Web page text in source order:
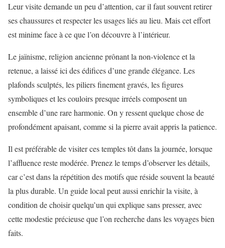
Leur visite demande un peu d’attention, car il faut souvent retirer
ses chaussures et respecter les usages liés au lieu. Mais cet effort
est minime face à ce que l’on découvre à l’intérieur.
Le jaïnisme, religion ancienne prônant la non-violence et la
retenue, a laissé ici des édifices d’une grande élégance. Les
plafonds sculptés, les piliers finement gravés, les figures
symboliques et les couloirs presque irréels composent un
ensemble d’une rare harmonie. On y ressent quelque chose de
profondément apaisant, comme si la pierre avait appris la patience.
Il est préférable de visiter ces temples tôt dans la journée, lorsque
l’affluence reste modérée. Prenez le temps d’observer les détails,
car c’est dans la répétition des motifs que réside souvent la beauté
la plus durable. Un guide local peut aussi enrichir la visite, à
condition de choisir quelqu’un qui explique sans presser, avec
cette modestie précieuse que l’on recherche dans les voyages bien
faits.